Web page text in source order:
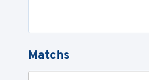
Matchs